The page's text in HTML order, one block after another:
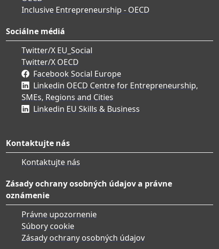
Inclusive Entrepreneurship - OECD
Sociálne médiá
Twitter/X EU_Social
Twitter/X OECD
Facebook Social Europe
Linkedin OECD Centre for Entrepreneurship,
SMEs, Regions and Cities
Linkedin EU Skills & Business
Kontaktujte nás
Kontaktujte nás
Zásady ochrany osobných údajov a právne
oznámenie
Právne upozornenie
Súbory cookie
Zásady ochrany osobných údajov